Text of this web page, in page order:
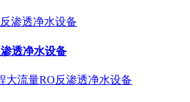
透净水设备